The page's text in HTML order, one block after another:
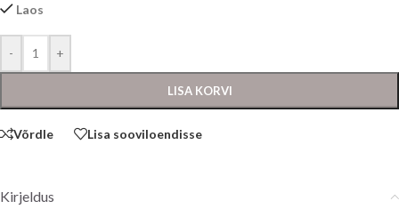
Laos
- +
LISA KORVI
Võrdle Lisa sooviloendisse
Kirjeldus